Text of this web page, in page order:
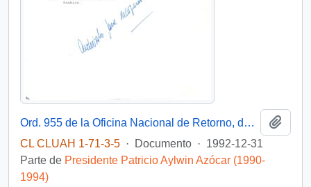
Ord. 955 de la Oficina Nacional de Retorno, de su Director Nacional, sr. Jaime Esponda Fernández, dirigida a su Excelencia el Presidente de la República, Don Patricio Aylwin Azócar
CL CLUAH 1-71-3-5 · Documento · 1992-12-31
Parte de Presidente Patricio Aylwin Azócar (1990-
1994)